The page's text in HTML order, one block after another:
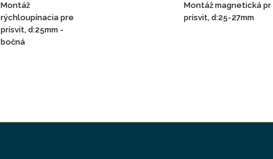
Montáž
rýchloupínacia pre
prísvit, d:25mm -
bočná
Montáž magnetická pre
prísvit, d:25-27mm